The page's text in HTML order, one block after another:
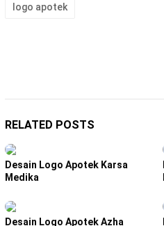
logo apotek
RELATED POSTS
Desain Logo Apotek Karsa
Medika
Desain Logo Apotek Azha